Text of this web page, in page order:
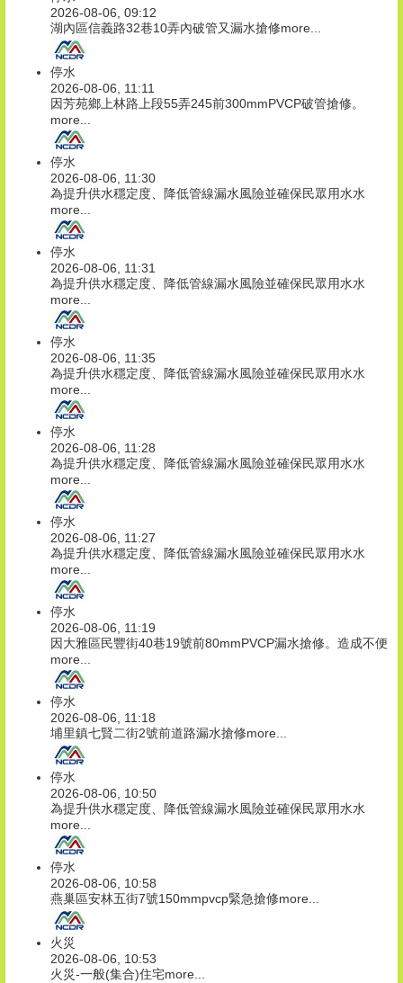
2026-08-06, 09:12
湖內區信義路32巷10弄內破管又漏水搶修more...
停水
2026-08-06, 11:11
因芳苑鄉上林路上段55弄245前300mmPVCP破管搶修。
more...
停水
2026-08-06, 11:30
為提升供水穩定度、降低管線漏水風險並確保民眾用水水
more...
停水
2026-08-06, 11:31
為提升供水穩定度、降低管線漏水風險並確保民眾用水水
more...
停水
2026-08-06, 11:35
為提升供水穩定度、降低管線漏水風險並確保民眾用水水
more...
停水
2026-08-06, 11:28
為提升供水穩定度、降低管線漏水風險並確保民眾用水水
more...
停水
2026-08-06, 11:27
為提升供水穩定度、降低管線漏水風險並確保民眾用水水
more...
停水
2026-08-06, 11:19
因大雅區民豐街40巷19號前80mmPVCP漏水搶修。造成不便
more...
停水
2026-08-06, 11:18
埔里鎮七賢二街2號前道路漏水搶修more...
停水
2026-08-06, 10:50
為提升供水穩定度、降低管線漏水風險並確保民眾用水水
more...
停水
2026-08-06, 10:58
燕巢區安林五街7號150mmpvcp緊急搶修more...
火災
2026-08-06, 10:53
火災-一般(集合)住宅more...